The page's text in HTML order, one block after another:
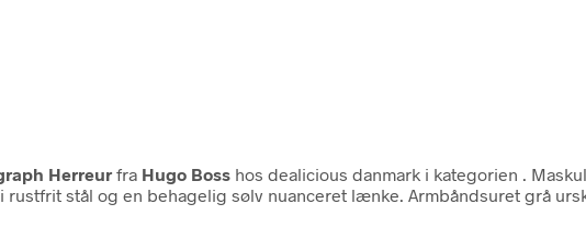
Herreur fra Hugo Boss hos dealicious danmark i kategorien
.
rustfrit stål og en behagelig sølv nuanceret lænke. Armbåndsuret grå